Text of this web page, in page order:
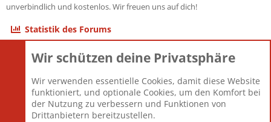
unverbindlich und kostenlos. Wir freuen uns auf dich!
Statistik des Forums
Themen
Mitglieder
12.425
Neuestes Mitglied
Toddster85
Wir schützen deine Privatsphäre
Wir verwenden essentielle Cookies, damit diese Website
funktioniert, und optionale Cookies, um den Komfort bei
der Nutzung zu verbessern und Funktionen von
Drittanbietern bereitzustellen.